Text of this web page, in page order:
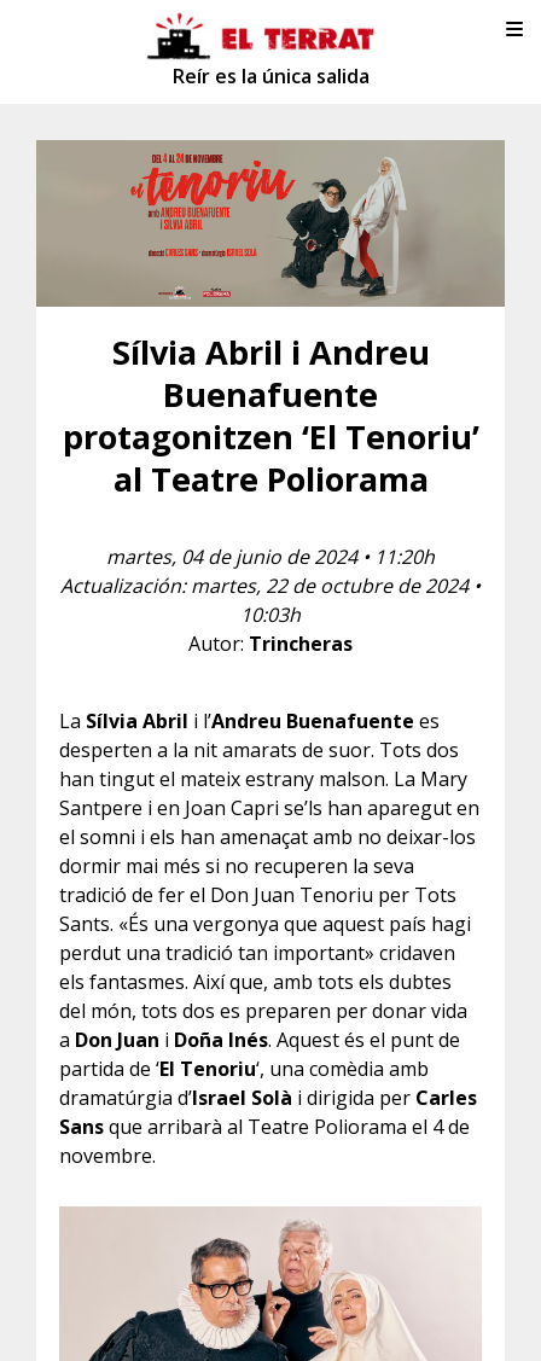
Reír es la única salida
Sílvia Abril i Andreu
Buenafuente
protagonitzen ‘El Tenoriu’
al Teatre Poliorama
martes, 04 de junio de 2024 • 11:20h
Actualización: martes, 22 de octubre de 2024 •
10:03h
Autor: Trincheras
La Sílvia Abril i l’Andreu Buenafuente es
desperten a la nit amarats de suor. Tots dos
han tingut el mateix estrany malson. La Mary
Santpere i en Joan Capri se’ls han aparegut en
el somni i els han amenaçat amb no deixar-los
dormir mai més si no recuperen la seva
tradició de fer el Don Juan Tenoriu per Tots
Sants. «És una vergonya que aquest país hagi
perdut una tradició tan important» cridaven
els fantasmes. Així que, amb tots els dubtes
del món, tots dos es preparen per donar vida
a Don Juan i Doña Inés. Aquest és el punt de
partida de ‘El Tenoriu‘, una comèdia amb
dramatúrgia d’Israel Solà i dirigida per Carles
Sansque arribarà al Teatre Poliorama el 4 de
novembre.